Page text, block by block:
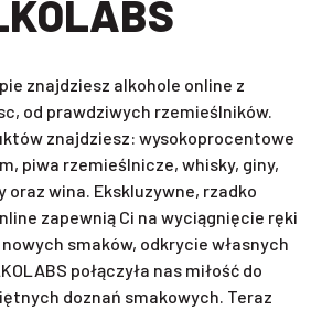
znajdziesz alkohole online z
od prawdziwych rzemieślników.
znajdziesz: wysokoprocentowe
piwa rzemieślnicze, whisky, giny,
oraz wina. Ekskluzywne, rzadko
zapewnią Ci na wyciągnięcie ręki
smaków, odkrycie własnych
połączyła nas miłość do
doznań smakowych. Teraz